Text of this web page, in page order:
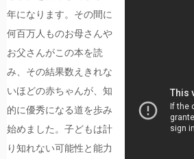
年になります。その間に
何百万人ものお母さんや
お父さんがこの本を読
み、その結果数えきれな
いほどの赤ちゃんが、知
的に優秀になる道を歩み
始めました。子どもは計
り知れない可能性と能力